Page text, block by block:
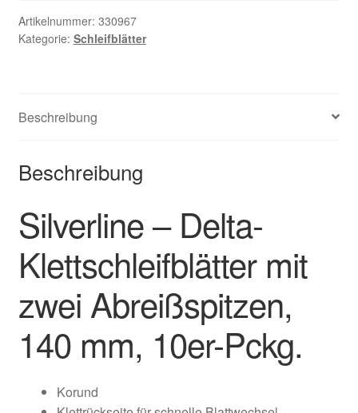
Artikelnummer: 330967
Kategorie: Schleifblätter
Beschreibung
Beschreibung
Silverline – Delta-
Klettschleifblätter mit
zwei Abreißspitzen,
140 mm, 10er-Pckg.
Korund